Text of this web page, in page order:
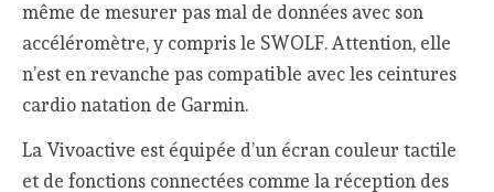
même de mesurer pas mal de données avec son
accéléromètre, y compris le SWOLF. Attention, elle
n’est en revanche pas compatible avec les ceintures
cardio natation de Garmin.
La Vivoactive est équipée d’un écran couleur tactile
et de fonctions connectées comme la réception des